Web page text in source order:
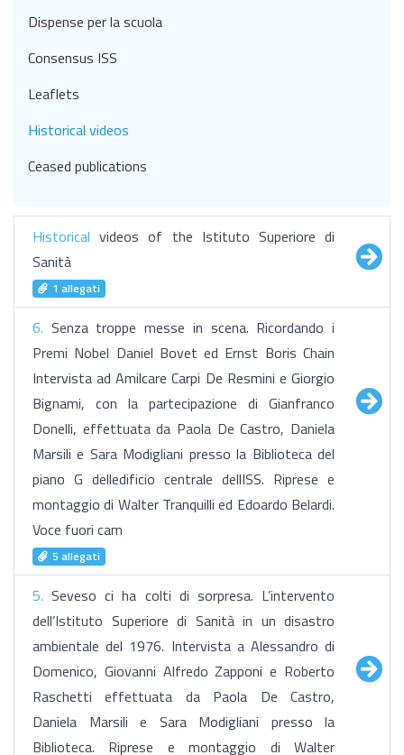
Historical videos of the Istituto Superiore di
Sanità
1 allegati
6. Senza troppe messe in scena. Ricordando i
Premi Nobel Daniel Bovet ed Ernst Boris Chain
Intervista ad Amilcare Carpi De Resmini e Giorgio
Bignami, con la partecipazione di Gianfranco
Donelli, effettuata da Paola De Castro, Daniela
Marsili e Sara Modigliani presso la Biblioteca del
piano G delledificio centrale dellISS. Riprese e
montaggio di Walter Tranquilli ed Edoardo Belardi.
Voce fuori cam
5 allegati
5. Seveso ci ha colti di sorpresa. L’intervento
dell’Istituto Superiore di Sanità in un disastro
ambientale del 1976. Intervista a Alessandro di
Domenico, Giovanni Alfredo Zapponi e Roberto
Raschetti effettuata da Paola De Castro,
Daniela Marsili e Sara Modigliani presso la
Biblioteca. Riprese e montaggio di Walter
Dispense per la scuola
Consensus ISS
Leaflets
Historical videos
Ceased publications